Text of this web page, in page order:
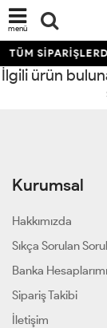
menü
TÜM
İlgili ürün
Kurumsal
Hakkımızda
Sıkça Sorulan
Banka
Sipariş Takibi
İletişim